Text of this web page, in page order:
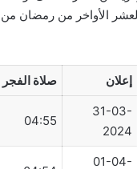
الأواخر من رمضان من
إعلان صلاة الفجر
31-03-
2024
04:55
01-04-